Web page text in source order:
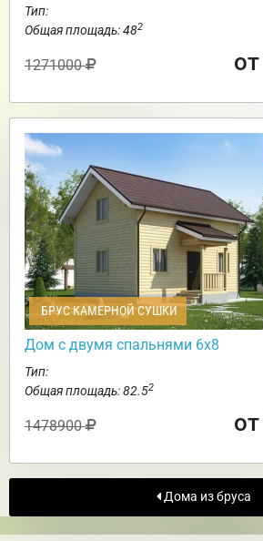
Тип:
Общая площадь: 482
1271000
БРУС КАМЕРНОЙ СУШКИ
Дом с двумя спальнями 6х8
Тип:
Общая площадь: 82.52
1478900
Дома из бруса